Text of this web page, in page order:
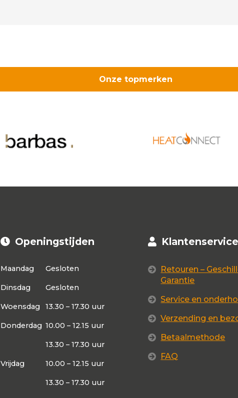
Onze topmerken
Openingstijden
Maandag Gesloten
Dinsdag Gesloten
Woensdag 13.30 – 17.30 uur
Donderdag 10.00 – 12.15 uur
13.30 – 17.30 uur
Vrijdag 10.00 – 12.15 uur
13.30 – 17.30 uur
Klantenservice
Retouren –
Garantie
Service en
Verzending en
Betaalmethode
FAQ